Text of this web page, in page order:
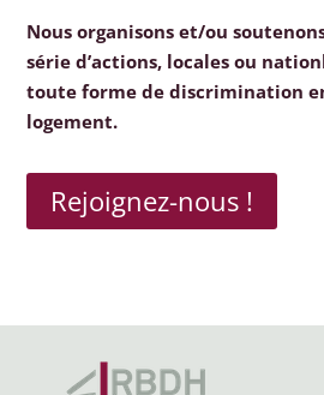
Nous organisons et/ou
série d’actions, locales ou
toute forme de discrimination
logement.
Rejoignez-nous !